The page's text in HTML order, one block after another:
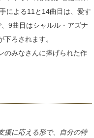
による11と14曲目は、愛す
9曲目はシャルル・アズナ
ろされます。
のみなさんに捧げられた作
援に応える形で、自分の特